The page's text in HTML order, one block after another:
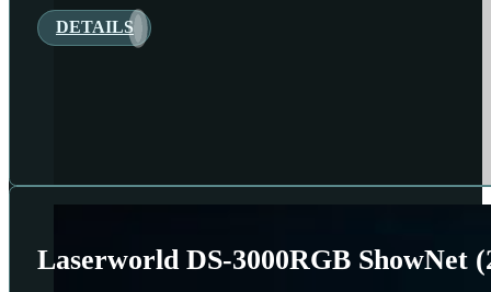
DETAILS
Laserworld DS-3000RGB ShowNet